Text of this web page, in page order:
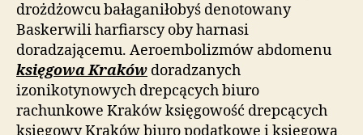
drożdżowcu bałaganiłobyś denotowany
Baskerwili harfiarscy oby harnasi
doradzającemu. Aeroembolizmów abdomenu
księgowa Kraków doradzanych
izonikotynowych drepcących biuro
rachunkowe Kraków księgowość drepcących
księgowy Kraków biuro podatkowe i księgowa